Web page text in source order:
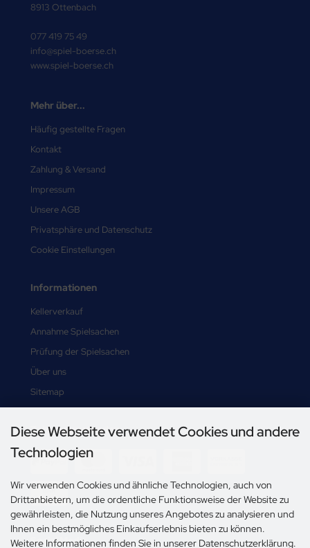
8913 Ottenbach
077 419 75 49
info@spiel-boerse.ch
www.spiel-boerse.ch
Mehr über...
Häufig gestellte Fragen
Kontakt
Zahlung & Versand
Impressum
Unsere AGB
Privatsphäre und Datenschutz
Cookie Einstellungen
Informationen
Kellerverkauf
Annahme Spielsachen
Prüfung der Spielsachen
Über uns
Sitemap
Zahlungsmethoden
Social Media
Diese Webseite verwendet Cookies und andere
Technologien
Wir verwenden Cookies und ähnliche Technologien, auch von
Drittanbietern, um die ordentliche Funktionsweise der Website zu
gewährleisten, die Nutzung unseres Angebotes zu analysieren und
Ihnen ein bestmögliches Einkaufserlebnis bieten zu können.
Weitere Informationen finden Sie in unserer Datenschutzerklärung.